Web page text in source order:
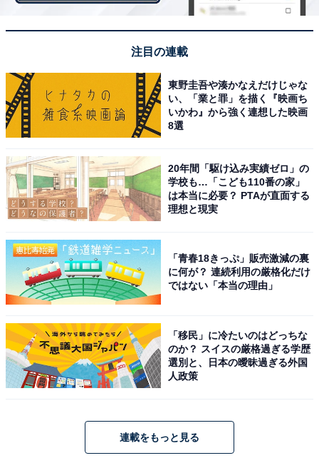
注目の連載
東野圭吾や湊かなえだけじゃな
い、「業と罪」を描く『映画ち
いかわ』から強く連想した映画
8選
20年間「駆け込み実績ゼロ」の
学校も…「こども110番の家」
は本当に必要？ PTAが直面する
理想と現実
「青春18きっぷ」販売激減の裏
に何が？ 連続利用の厳格化だけ
ではない「本当の理由」
「移民」に冷たいのはどっちな
のか？ スイスの厳格過ぎる学歴
選別と、日本の曖昧過ぎる外国
人政策
連載をもっと見る